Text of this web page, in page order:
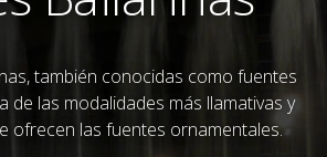
también conocidas como fuentes
de las modalidades más llamativas y
ofrecen las fuentes ornamentales.